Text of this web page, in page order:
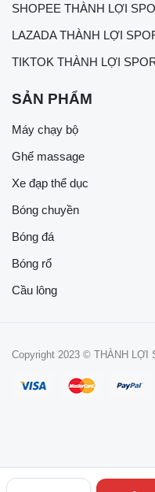
SHOPEE THÀNH LỢI
LAZADA THÀNH LỢI
TIKTOK THÀNH LỢI
SẢN PHẨM
Máy chạy bộ
Ghế massage
Xe đạp thể dục
Bóng chuyền
Bóng đá
Bóng rổ
Cầu lông
Copyright 2023 © THÀNH LỢI